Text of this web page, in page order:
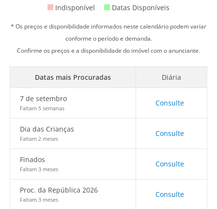
Indisponível Datas Disponíveis
* Os preços e disponibilidade informados neste calendário podem variar
conforme o período e demanda.
Confirme os preços e a disponibilidade do imóvel com o anunciante.
Datas mais Procuradas Diária
7 de setembro
Faltam 5 semanas
Consulte
Dia das Crianças
Faltam 2 meses
Consulte
Finados
Faltam 3 meses
Consulte
Proc. da República 2026
Faltam 3 meses
Consulte